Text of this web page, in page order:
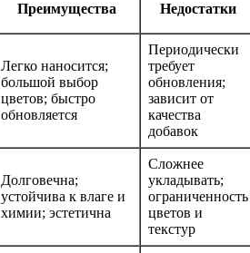
Преимущества Недостатки
Легко наносится;
большой выбор
цветов; быстро
обновляется
Периодически
требует
обновления;
зависит от
качества
добавок
Долговечна;
устойчива к влаге и
химии; эстетична
Сложнее
укладывать;
ограниченность
цветов и
текстур